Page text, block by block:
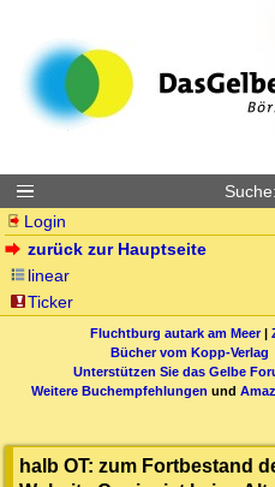
Suche:
Login
zurück zur Hauptseite
linear
Ticker
Fluchtburg autark am Meer|
Bücher vom Kopp-Verlag
Unterstützen Sie das Gelbe
Weitere Buchempfehlungen und
halb OT: zum Fortbestand